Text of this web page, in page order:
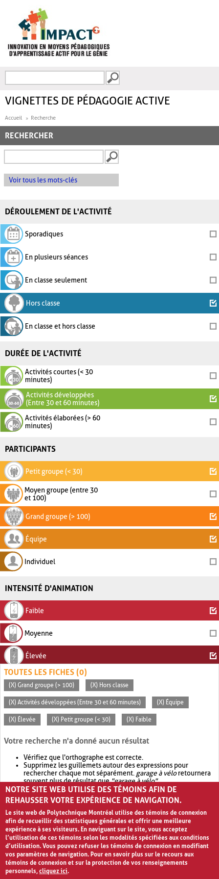
FORMULAIRE DE
VIGNETTES DE PÉDAGOGIE ACTIVE
Accueil Recherche
RECHERCHER
Voir tous les mots-clés
DÉROULEMENT DE L'ACTIVITÉ
Sporadiques
En plusieurs séances
En classe seulement
Hors classe
En classe et hors classe
DURÉE DE L'ACTIVITÉ
Activités courtes (< 30
minutes)
Activités développées
(Entre 30 et 60 minutes)
Activités élaborées (> 60
minutes)
PARTICIPANTS
Petit groupe (< 30)
Moyen groupe (entre 30
et 100)
Grand groupe (> 100)
Équipe
Individuel
INTENSITÉ D'ANIMATION
Faible
Moyenne
Élevée
TOUTES LES FICHES (0)
(X) Grand groupe (> 100) (X) Hors classe
(X) Activités développées (Entre 30 et 60 minutes) (X) Équipe
(X) Élevée (X) Petit groupe (< 30) (X) Faible
Votre recherche n'a donné aucun résultat
Vérifiez que l'orthographe est correcte.
Supprimez les guillemets autour des expressions pour
rechercher chaque mot séparément. garage à véloretournera
souvent plus de résultat que"garage à vélo".
Envisagez d'élargir votre recherche avec OR.garage OR vélo
retournera souvent plus de résultat quegarage à vélo
NOTRE SITE WEB UTILISE DES TÉMOINS AFIN DE
REHAUSSER VOTRE EXPÉRIENCE DE NAVIGATION.
Le site web de Polytechnique Montréal utilise des témoins de connexion
afin de recueillir des statistiques générales et offrir une meilleure
expérience à ses visiteurs. En naviguant sur le site, vous acceptez
l’utilisation de ces témoins selon les modalités spécifiées aux conditions
d’utilisation. Vous pouvez refuser les témoins de connexion en modifiant
vos paramètres de navigation. Pour en savoir plus sur le recours aux
témoins de connexion et sur la protection de vos renseignements
personnels,cliquez ici.